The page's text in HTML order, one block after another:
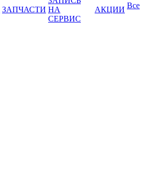
ЗАПЧАСТИ НА
СЕРВИС
АКЦИИ Все